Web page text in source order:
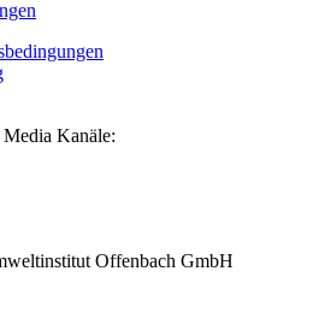
Media Kanäle:
Offenbach GmbH